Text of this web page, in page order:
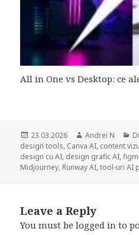
All in One vs Desktop: ce
Posted
on
23.03.2026 Author
Andrei N
design tools, Canva AI, content
design cu AI, design grafic AI,
Midjourney, Runway AI,tool-uri AI
Leave a Reply
You must belogged in to